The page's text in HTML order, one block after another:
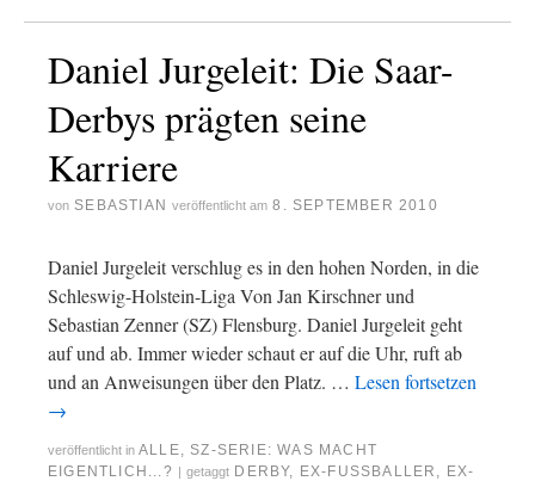
Daniel Jurgeleit: Die Saar-
Derbys prägten seine
Karriere
von SEBASTIAN veröffentlicht am 8. SEPTEMBER 2010
Daniel Jurgeleit verschlug es in den hohen Norden, in die
Schleswig-Holstein-Liga Von Jan Kirschner und
Sebastian Zenner (SZ) Flensburg. Daniel Jurgeleit geht
auf und ab. Immer wieder schaut er auf die Uhr, ruft ab
und an Anweisungen über den Platz. … Lesen fortsetzen
→
veröffentlicht in ALLE, SZ-SERIE: WAS MACHT
EIGENTLICH...?
getaggt DERBY, EX-FUSSBALLER , EX-